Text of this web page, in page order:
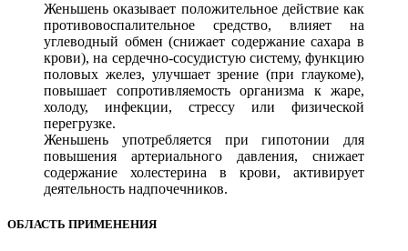
Женьшень оказывает положительное действие как
противовоспалительное средство, влияет на
углеводный обмен (снижает содержание сахара в
крови), на сердечно-сосудистую систему, функцию
половых желез, улучшает зрение (при глаукоме),
повышает сопротивляемость организма к жаре,
холоду, инфекции, стрессу или физической
перегрузке.
Женьшень употребляется при гипотонии для
повышения артериального давления, снижает
содержание холестерина в крови, активирует
деятельность надпочечников.
ОБЛАСТЬ ПРИМЕНЕНИЯ